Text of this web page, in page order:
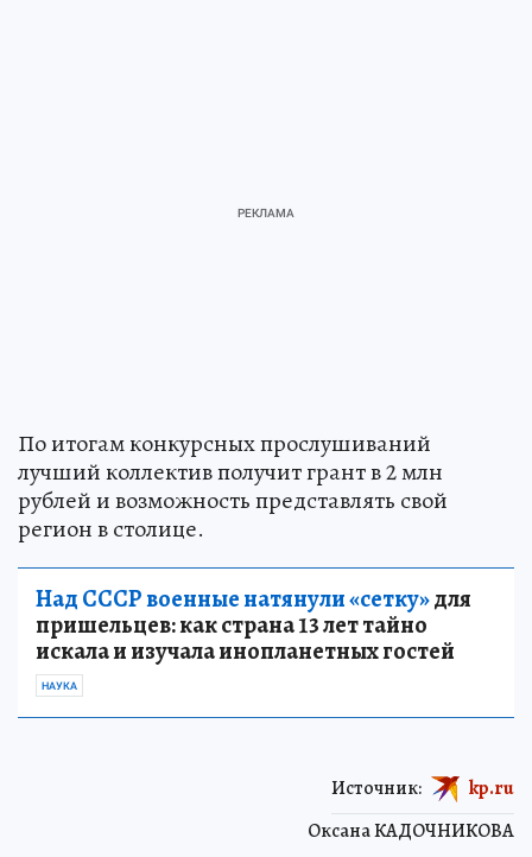
По итогам конкурсных прослушиваний
лучший коллектив получит грант в 2 млн
рублей и возможность представлять свой
регион в столице.
Над СССР военные натянули «сетку»для
пришельцев: как страна 13 лет тайно
искала и изучала инопланетных гостей
НАУКА
Оксана КАДОЧНИКОВА
Источник: kp.ru